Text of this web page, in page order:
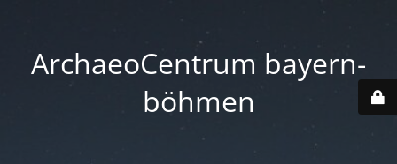
ArchaeoCentrum bayern-
böhmen